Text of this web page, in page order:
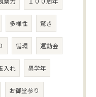
多様性 驚き
循環 運動会
入れ 異学年
お御堂参り